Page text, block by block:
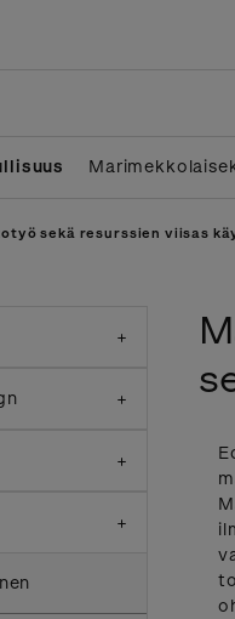
sekä resurssien viisas
+
+
+
+